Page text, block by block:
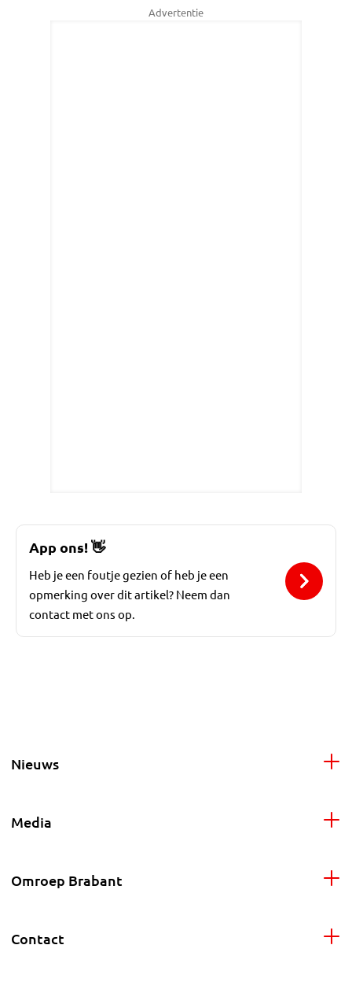
Advertentie
App ons!👋
Heb je een foutje gezien of heb je een
opmerking over dit artikel? Neem dan
contact met ons op.
Nieuws
Media
Omroep Brabant
Contact